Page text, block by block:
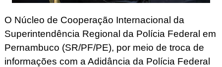
O Núcleo de Cooperação Internacional da
Superintendência Regional da Polícia Federal em
Pernambuco (SR/PF/PE), por meio de troca de
informações com a Adidância da Polícia Federal